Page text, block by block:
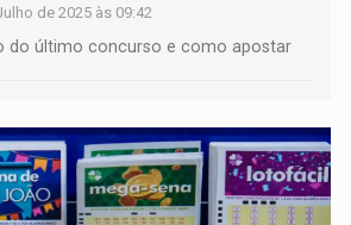
de 2025 às 09:42
do último concurso e como apostar